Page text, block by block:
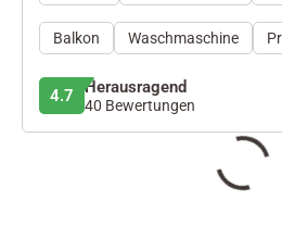
Balkon Waschmaschine
4.7 Herausragend
40 Bewertungen